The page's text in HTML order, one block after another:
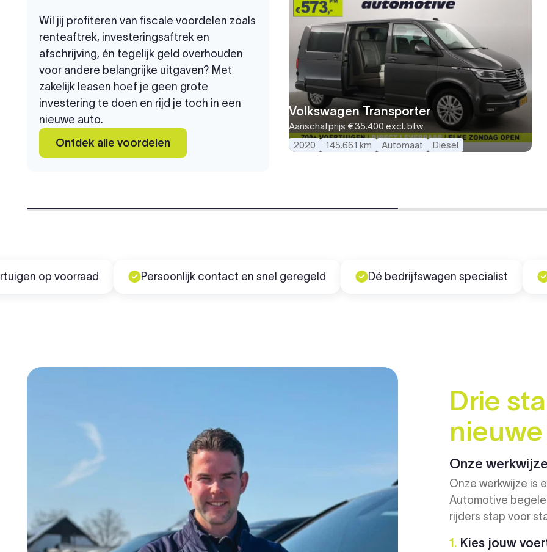
Wil jij profiteren van fiscale voordelen zoals
renteaftrek, investeringsaftrek en
afschrijving, én tegelijk geld overhouden
voor andere belangrijke uitgaven? Met
zakelijk leasen hoef je geen grote
investering te doen en rijd je toch in een
nieuwe auto.
Ontdek alle voordelen
Volkswagen Transporter
Aanschafprijs €35.400 excl. btw
2020
145.661 km Automaat Diesel
op voorraad Persoonlijk contact en snel geregeld Dé bedrijfswagen specialist Uit
Drie
Onze werkwijze
Onze werkwijze is
Automotive
rijders stap voor
1. Kies jouw